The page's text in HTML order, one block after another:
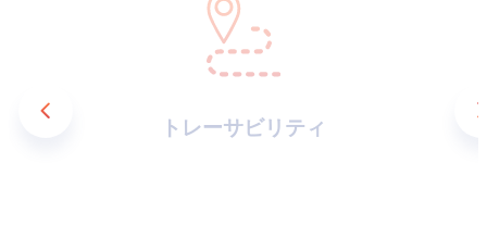
トレーサビリティ